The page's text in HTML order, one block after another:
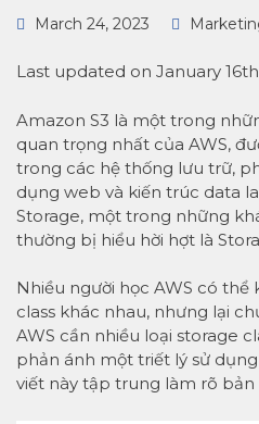
March 24, 2023
Last updated on January
Amazon S3 là một trong
quan trọng nhất của AWS,
trong các hệ thống lưu trữ,
dụng web và kiến trúc data
Storage, một trong những
thường bị hiểu hời hợt là
Nhiều người học AWS có
class khác nhau, nhưng lại
AWS cần nhiều loại storage
phản ánh một triết lý sử
viết này tập trung làm rõ bản